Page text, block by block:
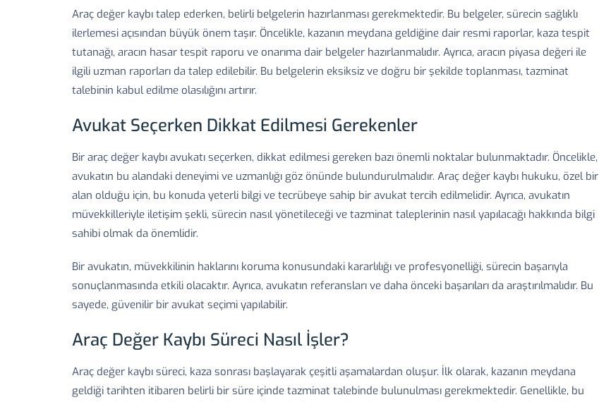
Araç değer kaybı talep ederken, belirli belgelerin hazırlanması gerekmektedir. Bu belgeler, sürecin sağlıklı
ilerlemesi açısından büyük önem taşır. Öncelikle, kazanın meydana geldiğine dair resmi raporlar, kaza tespit
tutanağı, aracın hasar tespit raporu ve onarıma dair belgeler hazırlanmalıdır. Ayrıca, aracın piyasa değeri ile
ilgili uzman raporları da talep edilebilir. Bu belgelerin eksiksiz ve doğru bir şekilde toplanması, tazminat
talebinin kabul edilme olasılığını artırır.
Avukat Seçerken Dikkat Edilmesi Gerekenler
Bir araç değer kaybı avukatı seçerken, dikkat edilmesi gereken bazı önemli noktalar bulunmaktadır. Öncelikle,
avukatın bu alandaki deneyimi ve uzmanlığı göz önünde bulundurulmalıdır. Araç değer kaybı hukuku, özel bir
alan olduğu için, bu konuda yeterli bilgi ve tecrübeye sahip bir avukat tercih edilmelidir. Ayrıca, avukatın
müvekkilleriyle iletişim şekli, sürecin nasıl yönetileceği ve tazminat taleplerinin nasıl yapılacağı hakkında bilgi
sahibi olmak da önemlidir.
Bir avukatın, müvekkilinin haklarını koruma konusundaki kararlılığı ve profesyonelliği, sürecin başarıyla
sonuçlanmasında etkili olacaktır. Ayrıca, avukatın referansları ve daha önceki başarıları da araştırılmalıdır. Bu
sayede, güvenilir bir avukat seçimi yapılabilir.
Araç Değer Kaybı Süreci Nasıl İşler?
Araç değer kaybı süreci, kaza sonrası başlayarak çeşitli aşamalardan oluşur. İlk olarak, kazanın meydana
geldiği tarihten itibaren belirli bir süre içinde tazminat talebinde bulunulması gerekmektedir. Genellikle, bu